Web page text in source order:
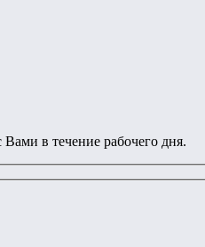
в течение рабочего дня.